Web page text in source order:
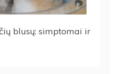
blusų: simptomai ir